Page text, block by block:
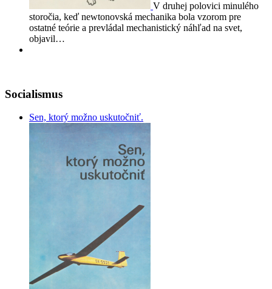
V druhej polovici minulého
storočia, keď newtonovská mechanika bola vzorom pre
ostatné teórie a prevládal mechanistický náhľad na svet,
objavil…
Socialismus
Sen, ktorý možno uskutočniť.